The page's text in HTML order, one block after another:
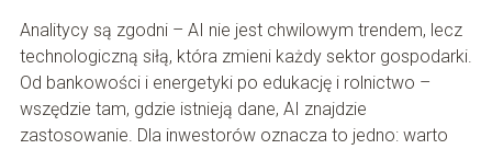
Analitycy są zgodni – AI nie jest chwilowym trendem, lecz
technologiczną siłą, która zmieni każdy sektor gospodarki.
Od bankowości i energetyki po edukację i rolnictwo –
wszędzie tam, gdzie istnieją dane, AI znajdzie
zastosowanie. Dla inwestorów oznacza to jedno: warto